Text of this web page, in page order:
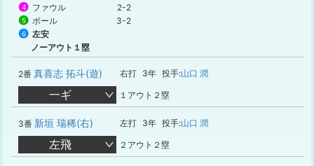
4 ファウル 2-2
5 ボール 3-2
6
左安
ノーアウト１塁
2番 真喜志 拓斗(遊) 右打 3年 投手:山口 潤
一ギ １アウト２塁
3番 新垣 瑞稀(右) 左打 3年 投手:山口 潤
左飛 ２アウト２塁